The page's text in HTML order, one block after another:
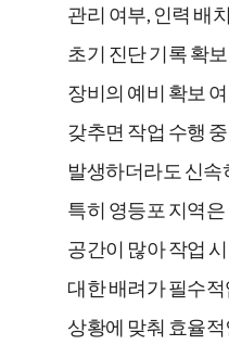
관리 여부, 인력 배
초기 진단 기록 확
장비의 예비 확보
갖추면 작업 수행
발생하더라도 신속
특히 영등포 지역
공간이 많아 작업
대한 배려가 필수
상황에 맞춰 효율